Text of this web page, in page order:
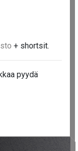
+ shortsit.
pyydä